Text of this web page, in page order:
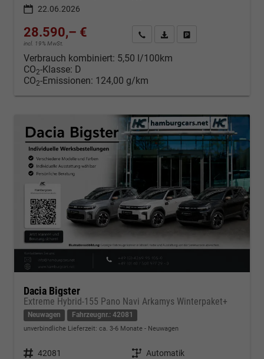
22.06.2026
28.590,– €
incl. 19% MwSt.
Kontakt & Angebot anfordern
PDF-Datei, Fahrzeugexposé
Verbrauch kombiniert: 5,50 l/100km
CO2-Klasse: D
CO2-Emissionen: 124,00 g/km
Dacia Bigster
Extreme Hybrid-155 Pano Navi Arkamys Winterpaket+
Neuwagen Fahrzeugnr.: 42081
unverbindliche Lieferzeit: ca. 3-6 Monate Neuwagen
Fahrzeugnr. 42081 Getriebe Automatik